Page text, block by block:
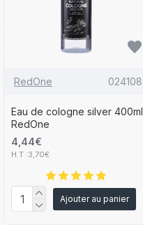
RedOne 024108
Eau de cologne silver 400ml
RedOne
4,44€
H.T :3,70€
Ajouter au panier